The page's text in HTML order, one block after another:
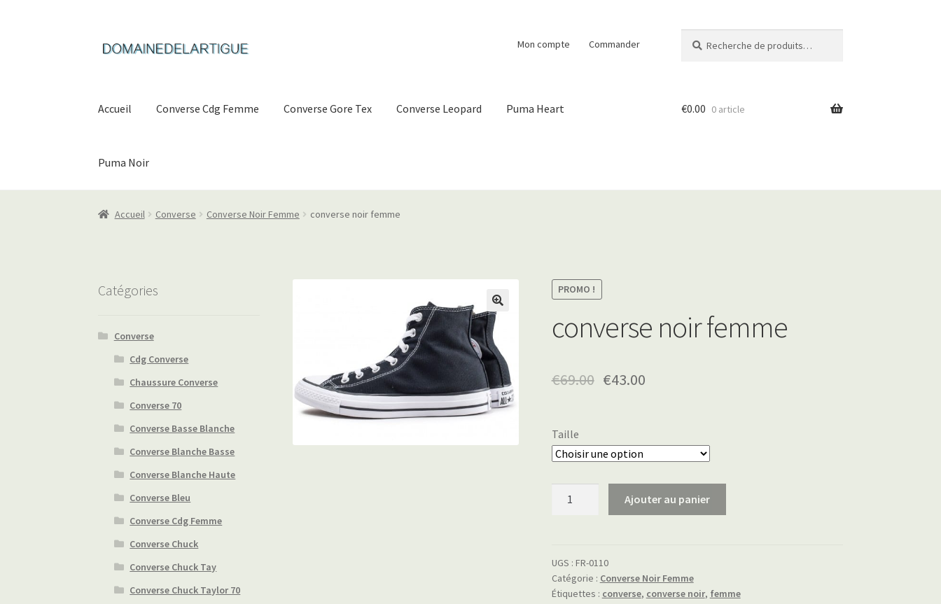
àau
Mon compte Commander
pour :
r
Accueil Converse Cdg Femme Converse Gore Tex Converse Leopard Puma Heart
Puma Noir
€0.00 0 article
Accueil Converse Converse Noir Femme converse noir femme
PROMO !
converse noir femme
€69.00 €43.00
Taille
femme
Ajouter au panier
UGS : FR-0110
Catégorie : Converse Noir Femme
Étiquettes : converse, converse noir, femme
Catégories
Converse
Cdg Converse
Chaussure Converse
Converse 70
Converse Basse Blanche
Converse Blanche Basse
Converse Blanche Haute
Converse Bleu
Converse Cdg Femme
Converse Chuck
Converse Chuck Tay
Converse Chuck Taylor 70